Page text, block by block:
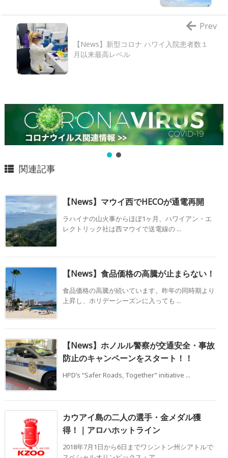
【News】新型コロナ ハワイ入院患者数１
月以来最高レベル
Prev
関連記事
【News】マウイ西でHECOが通電再開
ラハイナの山火事からほぼ1ヶ月、ハワイアン・エ
レクトリック社は西マウイで送電線の ...
【News】食品価格の高騰が止まらない！
食品価格の高騰が続いています。昨年の同時期より
上昇し、ホリデーシーズンに入っても ...
【News】ホノルル警察が交通安全・事故
防止のキャンペーンをスタート！！
HPD’s “Safer Roads, Together” initiative ...
カウアイ島の二人の選手・金メダル獲
得！｜アロハホットライン
2018年7月1日から6日までワシントン州シアトルで